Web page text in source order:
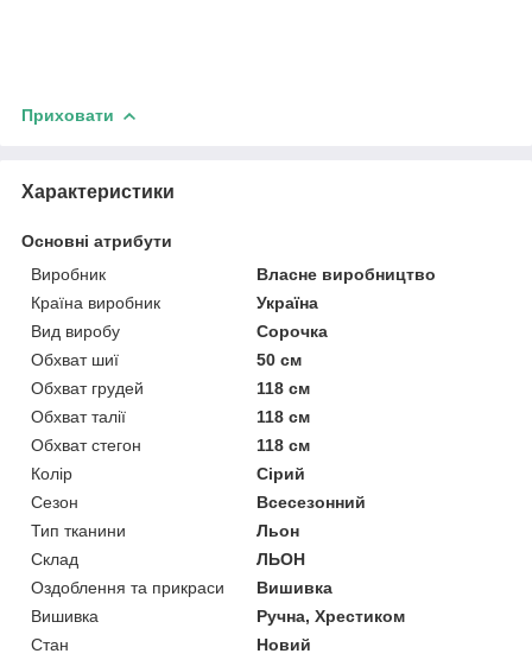
Приховати
Характеристики
Основні атрибути
Виробник
Власне виробництво
Країна виробник
Україна
Вид виробу
Сорочка
Обхват шиї
50 см
Обхват грудей
118 см
Обхват талії
118 см
Обхват стегон
118 см
Колір
Сірий
Сезон
Всесезонний
Тип тканини
Льон
Склад
ЛЬОН
Оздоблення та прикраси
Вишивка
Вишивка
Ручна, Хрестиком
Стан
Новий